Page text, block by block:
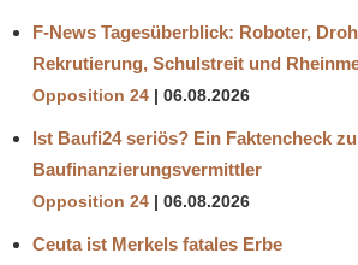
F-News Tagesüberblick: Roboter,
Rekrutierung, Schulstreit und
Opposition 24 06.08.2026
Ist Baufi24 seriös? Ein Faktencheck
Baufinanzierungsvermittler
Opposition 24 06.08.2026
Ceuta ist Merkels fatales Erbe